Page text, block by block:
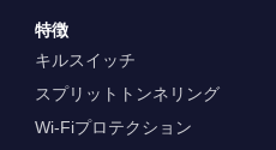
特徴
キルスイッチ
スプリットトンネリング
Wi-Fiプロテクション